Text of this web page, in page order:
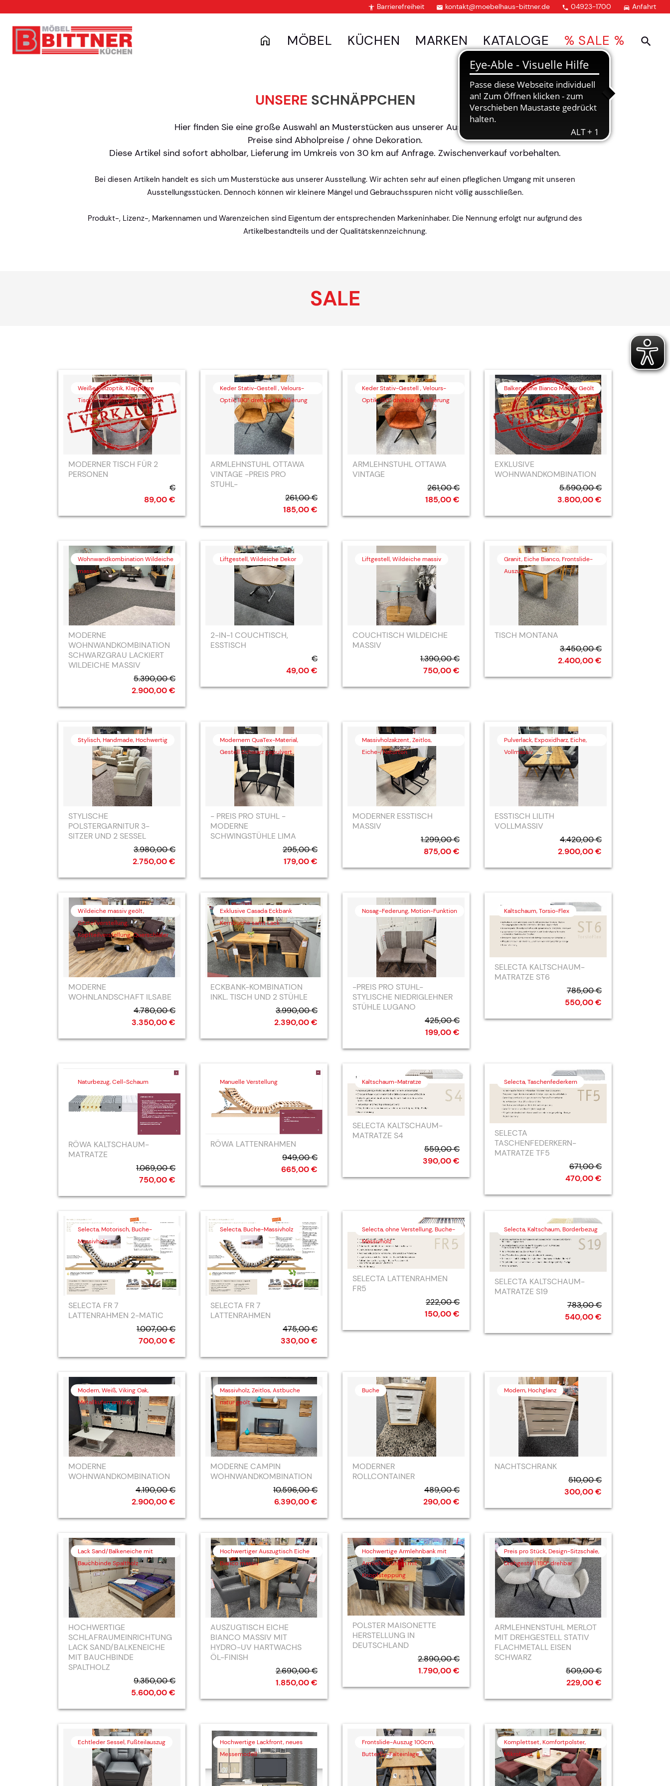
 Barrierefreiheit  kontakt@moebelhaus-bittner.de  04923-1700  Anfahrt
MÖBEL KÜCHEN MARKEN KATALOGE % SALE %
UNSERE SCHNÄPPCHEN
Hier finden Sie eine große Auswahl an Musterstücken aus unserer Ausstellung.
Preise sind Abholpreise / ohne Dekoration.
Diese Artikel sind sofort abholbar, Lieferung im Umkreis von 30 km auf Anfrage. Zwischenverkauf vorbehalten.
Bei diesen Artikeln handelt es sich um Musterstücke aus unserer Ausstellung. Wir achten sehr auf einen pfleglichen Umgang mit unseren
Ausstellungsstücken. Dennoch können wir kleinere Mängel und Gebrauchsspuren nicht völlig ausschließen.
Produkt-, Lizenz-, Markennamen und Warenzeichen sind Eigentum der entsprechenden Markeninhaber. Die Nennung erfolgt nur aufgrund des
Artikelbestandteils und der Qualitätskennzeichnung.
SALE
Weiße Holzoptik, Klappbare
Tischerweiterung, Pflegeleicht
MODERNER TISCH FÜR 2
PERSONEN
€
89,00 €
Keder Stativ-Gestell , Velours-
Optik, 180° drehbar, Nivellierung
ARMLEHNSTUHL OTTAWA
VINTAGE -PREIS PRO
STUHL-
261,00 €
185,00 €
Keder Stativ-Gestell , Velours-
Optik, 180° drehbar, Nivellierung
ARMLEHNSTUHL OTTAWA
VINTAGE
261,00 €
185,00 €
Balkeneiche Bianco Massiv Geölt
EXKLUSIVE
WOHNWANDKOMBINATION
5.590,00 €
3.800,00 €
Wohnwandkombination Wildeiche
massiv
MODERNE
WOHNWANDKOMBINATION
SCHWARZGRAU LACKIERT
WILDEICHE MASSIV
5.390,00 €
2.900,00 €
Liftgestell, Wildeiche Dekor
2-IN-1 COUCHTISCH,
ESSTISCH
€
49,00 €
Liftgestell, Wildeiche massiv
COUCHTISCH WILDEICHE
MASSIV
1.390,00 €
750,00 €
Granit, Eiche Bianco, Frontslide-
Auszug
TISCH MONTANA
3.450,00 €
2.400,00 €
Stylisch, Handmade, Hochwertig
STYLISCHE
POLSTERGARNITUR 3-
SITZER UND 2 SESSEL
3.980,00 €
2.750,00 €
Modernem QuaTex-Material,
Gestell Schwarz gepulvert
- PREIS PRO STUHL -
MODERNE
SCHWINGSTÜHLE LIMA
295,00 €
179,00 €
Massivholzakzent, Zeitlos,
Eiche-/Naturton
MODERNER ESSTISCH
MASSIV
1.299,00 €
875,00 €
Pulverlack, Expoxidharz, Eiche,
Vollmassiv
ESSTISCH LILITH
VOLLMASSIV
4.420,00 €
2.900,00 €
Wildeiche massiv geölt,
Sitzteilverstellung,
Kopfteilverstellung, Querschläfer
MODERNE
WOHNLANDSCHAFT ILSABE
4.780,00 €
3.350,00 €
Exklusive Casada Eckbank
Kernbuche samt Lack
ECKBANK-KOMBINATION
INKL. TISCH UND 2 STÜHLE
3.990,00 €
2.390,00 €
Nosag-Federung, Motion-Funktion
-PREIS PRO STUHL-
STYLISCHE NIEDRIGLEHNER
STÜHLE LUGANO
425,00 €
199,00 €
Kaltschaum, Torsio-Flex
SELECTA KALTSCHAUM-
MATRATZE ST6
785,00 €
550,00 €
Naturbezug, Cell-Schaum
RÖWA KALTSCHAUM-
MATRATZE
1.069,00 €
750,00 €
Manuelle Verstellung
RÖWA LATTENRAHMEN
949,00 €
665,00 €
Kaltschaum-Matratze
SELECTA KALTSCHAUM-
MATRATZE S4
559,00 €
390,00 €
Selecta, Taschenfederkern
SELECTA
TASCHENFEDERKERN-
MATRATZE TF5
671,00 €
470,00 €
Selecta, Motorisch, Buche-
Massivholz
SELECTA FR 7
LATTENRAHMEN 2-MATIC
1.007,00 €
700,00 €
Selecta, Buche-Massivholz
SELECTA FR 7
LATTENRAHMEN
475,00 €
330,00 €
Selecta, ohne Verstellung, Buche-
Massivholz
SELECTA LATTENRAHMEN
FR5
222,00 €
150,00 €
Selecta, Kaltschaum, Borderbezug
SELECTA KALTSCHAUM-
MATRATZE S19
783,00 €
540,00 €
Modern, Weiß, Viking Oak,
Metallkufen anthrazit
MODERNE
WOHNWANDKOMBINATION
4.190,00 €
2.900,00 €
Massivholz, Zeitlos, Astbuche
natur geölt
MODERNE CAMPIN
WOHNWANDKOMBINATION
10.596,00 €
6.390,00 €
Buche
MODERNER
ROLLCONTAINER
489,00 €
290,00 €
Modern, Hochglanz
NACHTSCHRANK
510,00 €
300,00 €
Lack Sand/Balkeneiche mit
Bauchbinde Spaltholz
HOCHWERTIGE
SCHLAFRAUMEINRICHTUNG
LACK SAND/BALKENEICHE
MIT BAUCHBINDE
SPALTHOLZ
9.350,00 €
5.600,00 €
Hochwertiger Auszugtisch Eiche
Bianco massiv
AUSZUGTISCH EICHE
BIANCO MASSIV MIT
HYDRO-UV HARTWACHS
ÖL-FINISH
2.690,00 €
1.850,00 €
Hochwertige Armlehnbank mit
Armlehnstühlen mit
Knopfsteppung
POLSTER MAISONETTE
HERSTELLUNG IN
DEUTSCHLAND
2.890,00 €
1.790,00 €
Preis pro Stück, Design-Sitzschale,
Drehgestell 180° drehbar
ARMLEHNENSTUHL MERLOT
MIT DREHGESTELL STATIV
FLACHMETALL EISEN
SCHWARZ
509,00 €
229,00 €
Echtleder Sessel, Fußteilauszug
Hochwertige Lackfront, neues
Messemodell
Frontslide-Auszug 100cm,
Butterfly-Falteinlage
Komplettset, Komfortpolster,
Mikrofaser